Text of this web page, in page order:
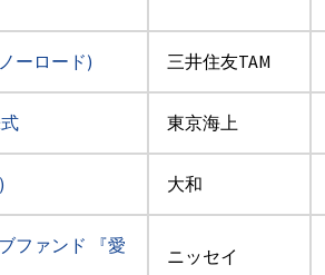
ーロード) 三井住友TAM
東京海上
大和
ファンド 『愛
ニッセイ